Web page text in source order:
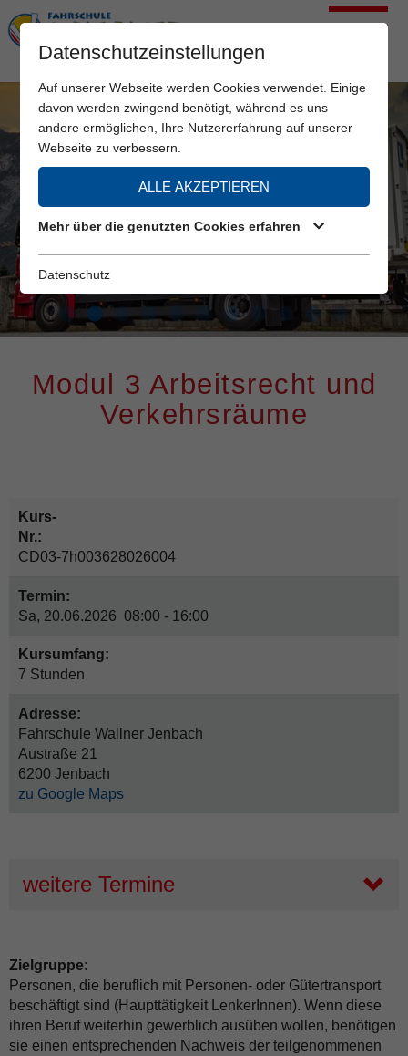
Modul 3 Arbeitsrecht und
Verkehrsräume
Kurs-
Nr.:
CD03-7h003628026004
Termin:
Sa, 20.06.2026 08:00 - 16:00
Kursumfang:
7 Stunden
Adresse:
Fahrschule Wallner Jenbach
Austraße 21
6200 Jenbach
zu Google Maps
weitere Termine
Zielgruppe:
Personen, die beruflich mit Personen- oder Gütertransport
beschäftigt sind (Haupttätigkeit LenkerInnen). Wenn diese
ihren Beruf weiterhin gewerblich ausüben wollen, benötigen
sie einen entsprechenden Nachweis der teilgenommenen
Datenschutzeinstellungen
Auf unserer Webseite werden Cookies verwendet. Einige
davon werden zwingend benötigt, während es uns
andere ermöglichen, Ihre Nutzererfahrung auf unserer
Webseite zu verbessern.
ALLE AKZEPTIEREN
Mehr über die genutzten Cookies erfahren
Datenschutz